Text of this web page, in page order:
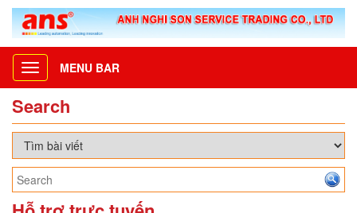
Toggle
navigation
MENU BAR
Search